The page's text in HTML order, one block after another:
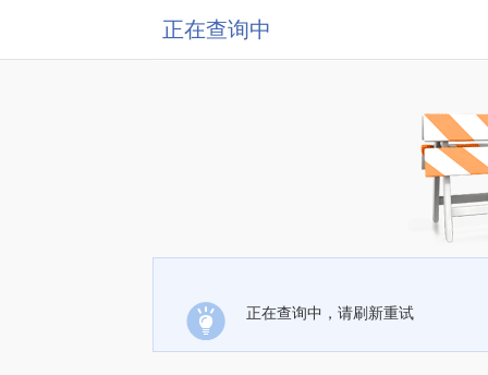
正在查询中
正在查询中，请刷新重试